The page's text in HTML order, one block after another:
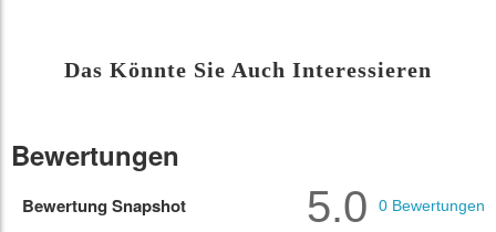
Das Könnte Sie Auch Interessieren
Bewertungen
Bewertung Snapshot 5.0 0 Bewertungen